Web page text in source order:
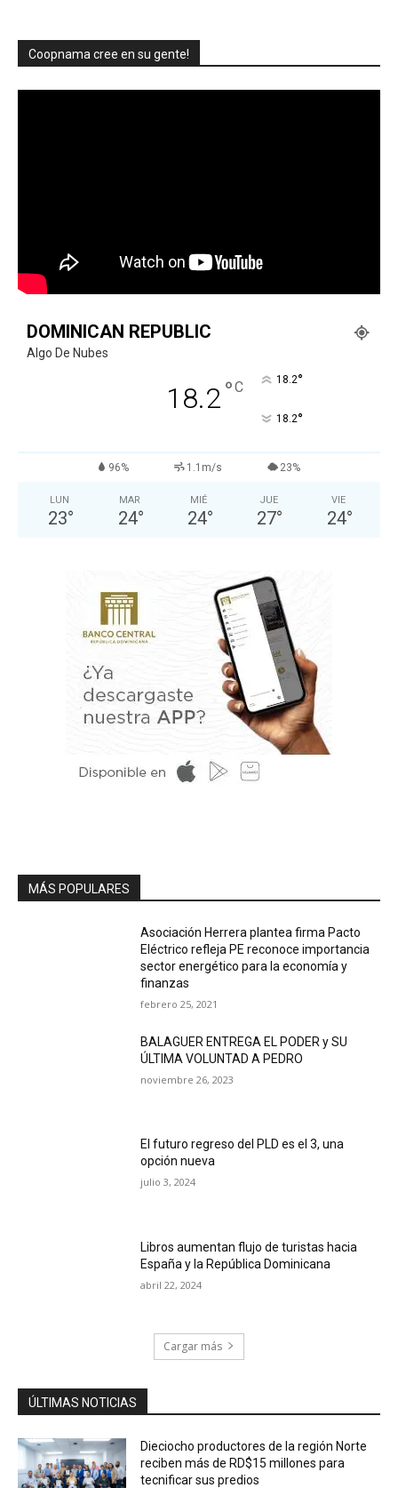
Coopnama cree en su gente!
DOMINICAN REPUBLIC
Algo De Nubes
18.2°C 18.2°
18.2°
96% 1.1m/s 23%
LUN
23°
MAR
24°
MIÉ
24°
JUE
27°
VIE
24°
MÁS POPULARES
Asociación Herrera plantea firma Pacto
Eléctrico refleja PE reconoce importancia
sector energético para la economía y
finanzas
febrero 25, 2021
BALAGUER ENTREGA EL PODER y SU
ÚLTIMA VOLUNTAD A PEDRO
noviembre 26, 2023
El futuro regreso del PLD es el 3, una
opción nueva
julio 3, 2024
Libros aumentan flujo de turistas hacia
España y la República Dominicana
abril 22, 2024
Cargar más
ÚLTIMAS NOTICIAS
Dieciocho productores de la región Norte
reciben más de RD$15 millones para
tecnificar sus predios